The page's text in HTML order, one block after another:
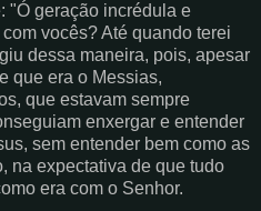
"Ó geração incrédula e
vocês? Até quando terei
dessa maneira, pois, apesar
que era o Messias,
que estavam sempre
enxergar e entender
sem entender bem como as
na expectativa de que tudo
era com o Senhor.